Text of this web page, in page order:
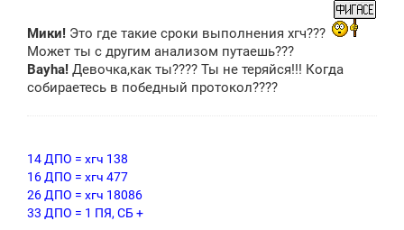
Мики! Это где такие сроки выполнения хгч???
Может ты с другим анализом путаешь???
Bayha! Девочка,как ты???? Ты не теряйся!!! Когда
собираетесь в победный протокол????
14 ДПО = хгч 138
16 ДПО = хгч 477
26 ДПО = хгч 18086
33 ДПО = 1 ПЯ, СБ +